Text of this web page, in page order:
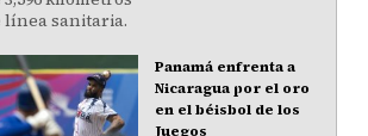
Panamá enfrenta a
Nicaragua por el oro
en el béisbol de los
Juegos